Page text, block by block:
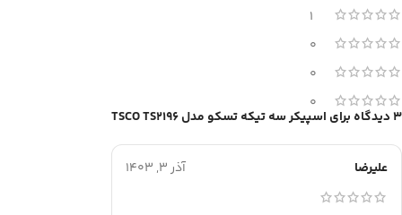
1
0
0
0
3 دیدگاه برای اسپیکر سه تیکه تسکو مدل TSCO TS2196
علیرضا آذر 3, 1403